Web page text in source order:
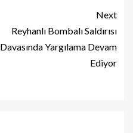
Next
Reyhanlı Bombalı Saldırısı
Davasında Yargılama Devam
Ediyor